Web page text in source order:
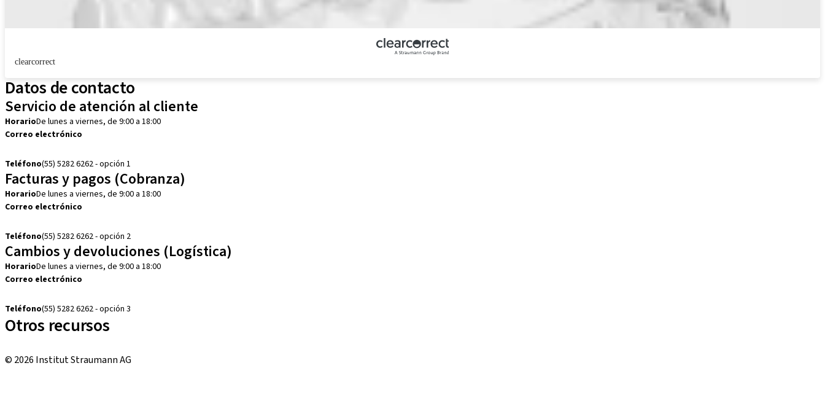
clearcorrect
Datos de contacto
Servicio de atención al cliente
HorarioDe lunes a viernes, de 9:00 a 18:00
Correo electrónico
Teléfono(55) 5282 6262 - opción 1
Facturas y pagos (Cobranza)
HorarioDe lunes a viernes, de 9:00 a 18:00
Correo electrónico
Teléfono(55) 5282 6262 - opción 2
Cambios y devoluciones (Logística)
HorarioDe lunes a viernes, de 9:00 a 18:00
Correo electrónico
Teléfono(55) 5282 6262 - opción 3
Otros recursos
© 2026 Institut Straumann AG